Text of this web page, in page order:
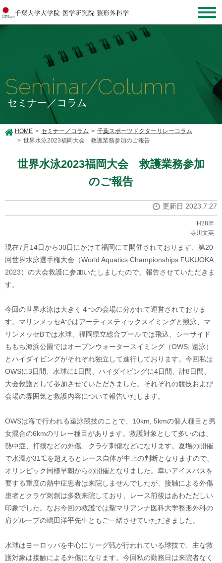
Seminar/Column
セミナー／コラム
HOME セミナー／コラム
千葉スポーツドクターリレーコラム
世界水泳2023福岡大会 救護業務参加のご報告
世界水泳2023福岡大会 救護業務参加
のご報告
更新日 2023.7.27
H28卒
寺川文英
現在7月14日から30日にかけて福岡にて開催されております、第20
回世界水泳選手権大会（World Aquatics Championships FUKUOKA
2023）の大会救護に参加いたしましたので、報告させていただきま
す。
今回の世界水泳は大きく４つの会場に分かれて運営されておりま
す。マリンメッセAではアーティスティックスイミングと競泳、マ
リンメッセBでは水球、福岡県立総合プールでは飛込、シーサイド
ももち海浜公園ではオープンウォータースイミング（OWS; 遠泳）
とハイダイビングがそれぞれ独立して進行しております。今回私は
OWSに3日間、水球に1日間、ハイダイビングに4日間、計8日間、
大会救護として参加させていただきました。それぞれの競技および
会場の雰囲気と救護内容について報告いたします。
OWSは海で行われる遠泳競技のことで、10km, 5kmの個人種目と男
女混合の6kmのリレー種目があります。救護対象として多いのは、
熱中症、打撲などの外傷、クラゲ刺傷などになります。夏場の開催
で水温が31℃を超えるとレース自体が中止の判断となりますので、
オリンピック同様早朝からの開催となりました。幸いアイスバスを
要する重度の熱中症患者は来院しませんでしたが、接触による外傷
患者とクラゲ刺創は多数来院しており、レース前後はあわただしい
印象でした。なお今回の救護では聖マリアンナ医科大学整形外科の
肩グループの嶋田洋平先生ともご一緒させていただきました。
水球はヨーロッパを中心にリーグ戦が行われている球技で、主な救
護対象は接触による外傷になります。今回私の勤務日は来院者なく